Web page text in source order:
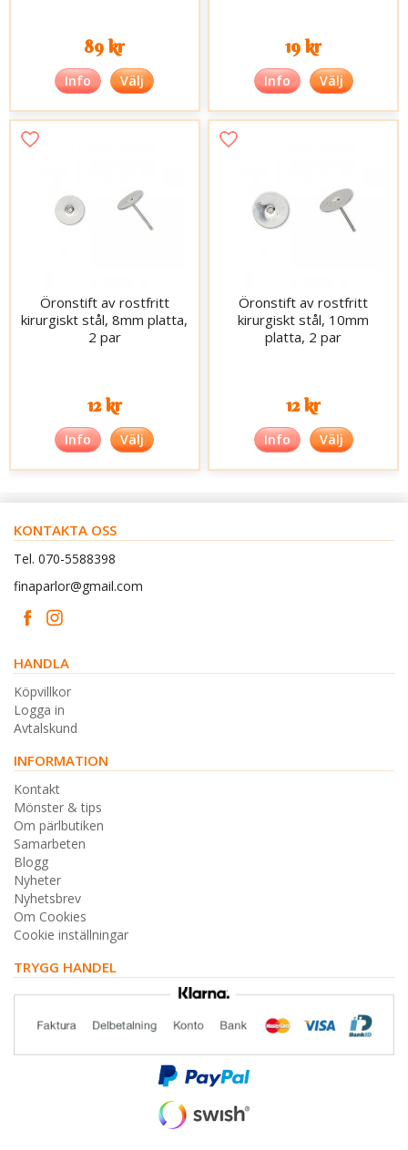
89 kr
Info Välj
19 kr
Info Välj
Öronstift av rostfritt
kirurgiskt stål, 8mm platta,
2 par
12 kr
Info Välj
Öronstift av rostfritt
kirurgiskt stål, 10mm
platta, 2 par
12 kr
Info Välj
KONTAKTA OSS
Tel. 070-5588398
finaparlor@gmail.com
HANDLA
Köpvillkor
Logga in
Avtalskund
INFORMATION
Kontakt
Mönster & tips
Om pärlbutiken
Samarbeten
Blogg
Nyheter
Nyhetsbrev
Om Cookies
Cookie inställningar
TRYGG HANDEL